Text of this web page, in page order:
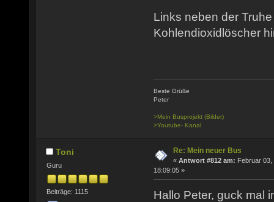
Links neben der
Kohlendioxidlöscher
Beste Grüße
Peter
>Mein Busprojekt (Bilder)
>Youtube- Kanal
Toni
Guru
Beiträge: 1115
Re: Mein neuer Bus
« Antwort #812 am: Februar 03,
18:09:05 »
Hallo Peter, guck mal